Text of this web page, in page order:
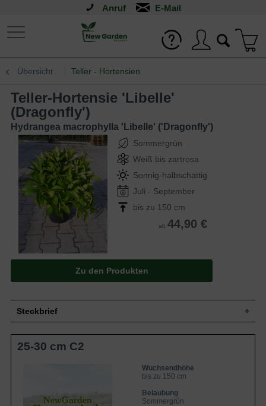
Anruf
Übersicht Teller - Hortensien
Teller-Hortensie 'Libelle'
(Dragonfly')
Hydrangea macrophylla 'Libelle' ('Dragonfly')
Sommergrün
Weiß bis zartrosa
Sonnig-halbschattig
Juli - September
bis zu 150 cm
ab 44,90 €
Zu den Produkten
Steckbrief
Wuchs
Kleinstrauch, breitbuschig und kompakt,
aufrechte Grundtriebe, 100 bis 150 cm
Sommergrün, eiförmig, am Ende
zugespitzt, gezahnter Rand, glänzend
grün, ca. 10 cm lang
25-30 cm C2
Wuchsendhöhe
bis zu 150 cm
Belaubung
Sommergrün